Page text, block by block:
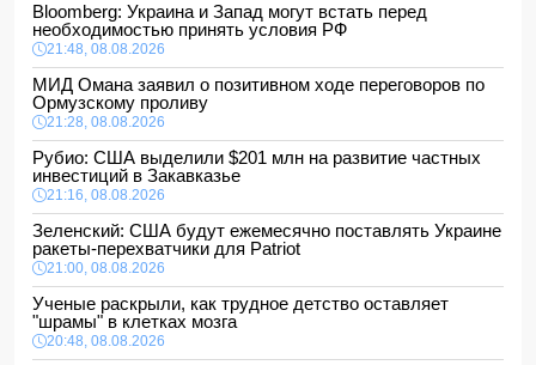
Bloomberg: Украина и Запад могут встать перед
необходимостью принять условия РФ
21:48, 08.08.2026
МИД Омана заявил о позитивном ходе переговоров по
Ормузскому проливу
21:28, 08.08.2026
Рубио: США выделили $201 млн на развитие частных
инвестиций в Закавказье
21:16, 08.08.2026
Зеленский: США будут ежемесячно поставлять Украине
ракеты-перехватчики для Patriot
21:00, 08.08.2026
Ученые раскрыли, как трудное детство оставляет
"шрамы" в клетках мозга
20:48, 08.08.2026